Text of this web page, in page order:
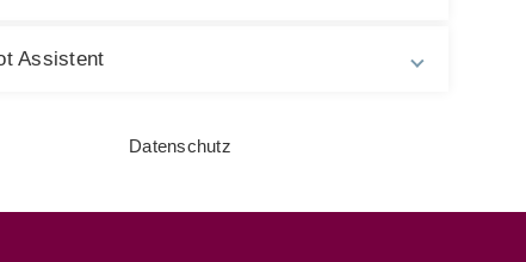
Assistent
Datenschutz